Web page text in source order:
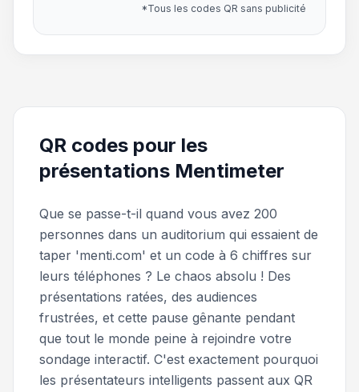
*Tous les codes QR sans publicité
QR codes pour les
présentations Mentimeter
Que se passe-t-il quand vous avez 200
personnes dans un auditorium qui essaient de
taper 'menti.com' et un code à 6 chiffres sur
leurs téléphones ? Le chaos absolu ! Des
présentations ratées, des audiences
frustrées, et cette pause gênante pendant
que tout le monde peine à rejoindre votre
sondage interactif. C'est exactement pourquoi
les présentateurs intelligents passent aux QR